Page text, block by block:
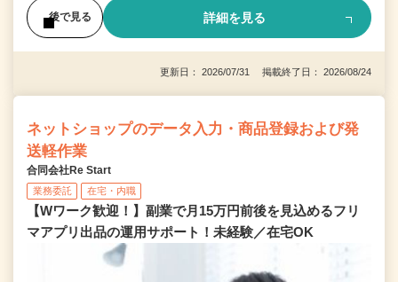
後で見る 詳細を見る
更新日： 2026/07/31 掲載終了日： 2026/08/24
ネットショップのデータ入力・商品登録および発
送軽作業
合同会社Re Start
業務委託 在宅・内職
【Wワーク歓迎！】副業で月15万円前後を見込めるフリ
マアプリ出品の運用サポート！未経験／在宅OK